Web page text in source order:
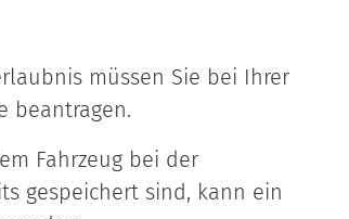
müssen Sie bei Ihrer
beantragen.
Fahrzeug bei der
gespeichert sind, kann ein